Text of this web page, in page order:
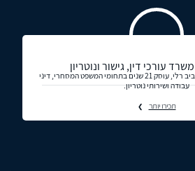
עורכי דין, גישור ונוטריון
משרד עורכי דין ונוטריון ארביב רלי, עוסק 21 שנים בתחומי המשפט המסחרי, דיני
עבודה ושירותי נוטריון.
תכירו יותר